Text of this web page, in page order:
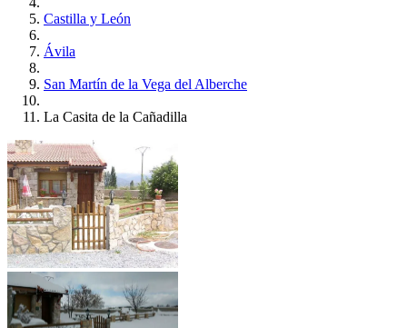
Castilla y León
Ávila
San Martín de la Vega del Alberche
La Casita de la Cañadilla